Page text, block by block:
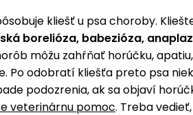
kliešť u psa choroby.
borelióza, babezióza,
môžu zahŕňať horúčku,
Po odobratí kliešťa preto psa
podozrenia, ak sa objaví
veterinárnu pomoc. Treba